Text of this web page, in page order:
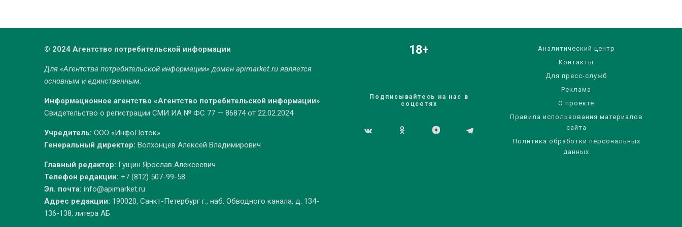
© 2024 Агентство потребительской информации
Для «Агентства потребительской информации» домен apimarket.ruявляется
основным и единственным.
Информационное агентство «Агентство потребительской информации»
Свидетельство о регистрации СМИ ИА № ФС 77 — 86874 от 22.02.2024
Учредитель: ООО «ИнфоПоток»
Генеральный директор: Волхонцев Алексей Владимирович
Главный редактор: Гущин Ярослав Алексеевич
Телефон редакции: +7 (812) 507-99-58
Эл. почта: info@apimarket.ru
Адрес редакции: 190020, Санкт-Петербург г., наб. Обводного канала, д. 134-
136-138, литера АБ
18+
Подписывайтесь на нас в
соцсетях
Аналитический центр
Контакты
Для пресс-служб
Реклама
О проекте
Правила использования материалов
сайта
Политика обработки персональных
данных